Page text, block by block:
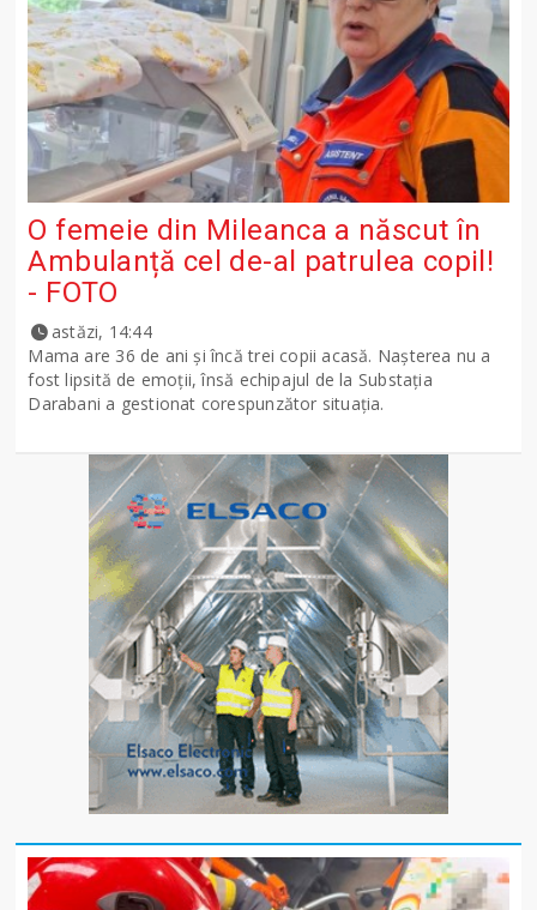
O femeie din Mileanca a născut în
Ambulanță cel de-al patrulea copil!
- FOTO
astăzi, 14:44
Mama are 36 de ani și încă trei copii acasă. Nașterea nu a
fost lipsită de emoții, însă echipajul de la Substația
Darabani a gestionat corespunzător situația.